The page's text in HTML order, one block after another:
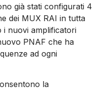
già stati configurati 4
dei MUX RAI in tutta
i nuovi amplificatori
PNAF che ha
ad ogni
la